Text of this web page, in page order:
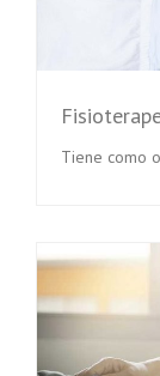
Tiene como